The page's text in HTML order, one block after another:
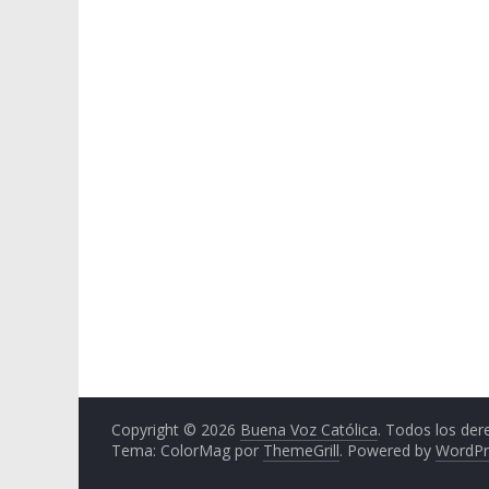
Copyright © 2026 Buena Voz Católica. Todos los
Tema: ColorMag por ThemeGrill. Powered by